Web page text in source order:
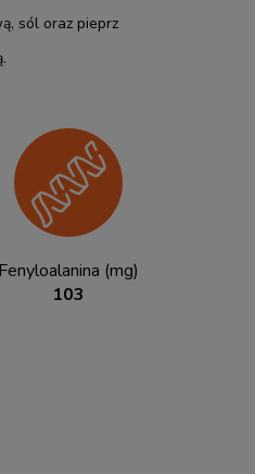
sól oraz pieprz
Fenyloalanina (mg)
103